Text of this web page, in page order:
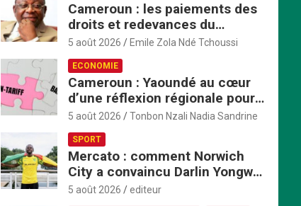
Cameroun : les paiements des
droits et redevances du
ministère du Commerce
passent exclusivement par
TresorPay
5 août 2026 Emile Zola Ndé Tchoussi
ECONOMIE
Cameroun : Yaoundé au cœur
d’une réflexion régionale pour
accélérer la mise en œuvre de
la ZLECAf en Afrique centrale
5 août 2026 Tonbon Nzali Nadia Sandrine
SPORT
Mercato : comment Norwich
City a convaincu Darlin Yongwa
avec une offre irrésistible
5 août 2026 editeur